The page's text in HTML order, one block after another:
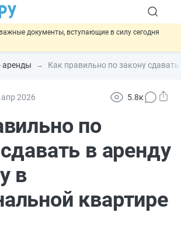
документы, вступающие в силу сегодня
о блокировке продажи опасных товаров через
устранение ошибок в документах предлагают
аренды Как правильно по закону
2026 5.8к
по
в аренду
в
квартире